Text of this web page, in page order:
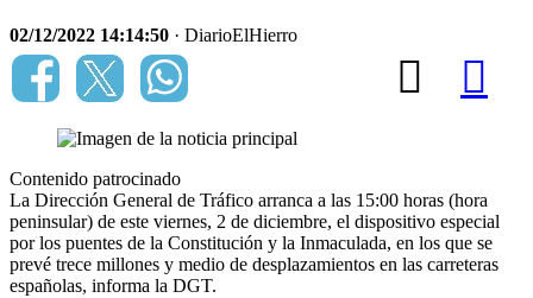
02/12/2022 14:14:50 · DiarioElHierro
Contenido patrocinado
La Dirección General de Tráfico arranca a las 15:00 horas (hora
peninsular) de este viernes, 2 de diciembre, el dispositivo especial
por los puentes de la Constitución y la Inmaculada, en los que se
prevé trece millones y medio de desplazamientos en las carreteras
españolas, informa la DGT.